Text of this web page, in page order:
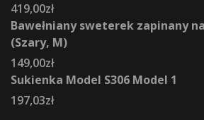
419,00zł
Bawełniany sweterek zapinany
(Szary, M)
149,00zł
Sukienka Model S306 Model 1
197,03zł